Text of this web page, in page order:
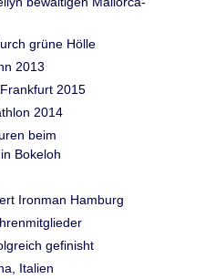
grüne Hölle
2013
2015
2014
beim
Bokeloh
Ironman Hamburg
gefinisht
Italien